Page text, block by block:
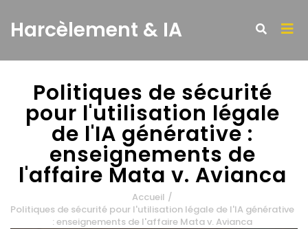
Harcèlement & IA
Politiques de sécurité
pour l'utilisation légale
de l'IA générative :
enseignements de
l'affaire Mata v. Avianca
Accueil /
Politiques de sécurité pour l'utilisation légale de l'IA générative
: enseignements de l'affaire Mata v. Avianca